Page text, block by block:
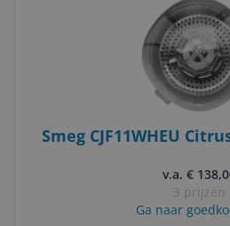
Smeg CJF11WHEU
v.a. €
3 prijzen
Ga naar